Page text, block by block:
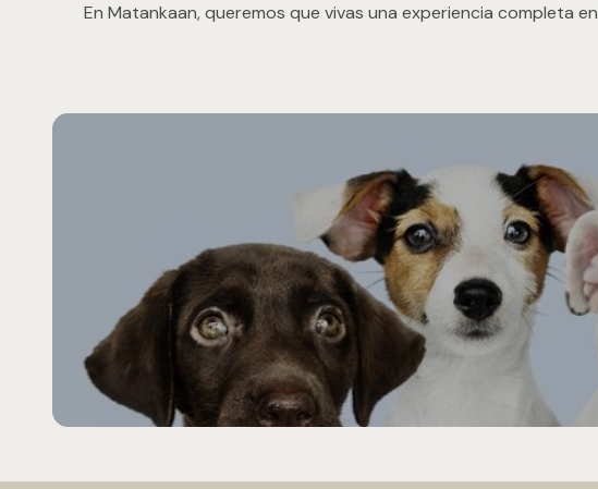
En Matankaan, queremos que vivas una experiencia completa